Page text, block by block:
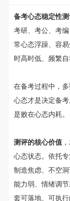
备考心态稳定性测
考研、考公、考
常心态浮躁、容
时高时低、频繁自
在备考过程中，
心态才是决定备
是败在心态内耗。
测评的核心价值
心态状态。依托
制造焦虑、不空
能力弱、情绪调
套可落地、可执